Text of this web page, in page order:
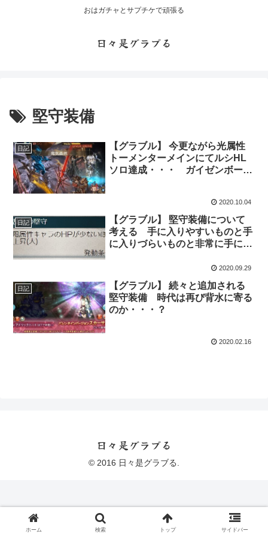
おはガチャとサプチケで頑張る
日々是グラブる
堅守装備
日記
【グラブル】 今更ながら光属性
トーメンターメインにてルシHL
ソロ達成・・・ ガイゼンボーガ
2020.10.04
日記
【グラブル】 堅守装備について
考える 手に入りやすいものと手
に入りづらいものと非常に手に入
2020.09.29
日記
【グラブル】 続々と追加される
堅守装備 時代は再び背水に寄る
のか・・・？
2020.02.16
日々是グラブる
© 2016 日々是グラブる.
ホーム 検索 トップ サイドバー